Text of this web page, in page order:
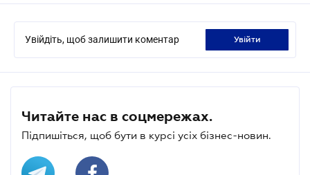
Увійдіть, щоб залишити коментар увійти
Читайте нас в соцмережах.
Підпишіться, щоб бути в курсі усіх бізнес-новин.